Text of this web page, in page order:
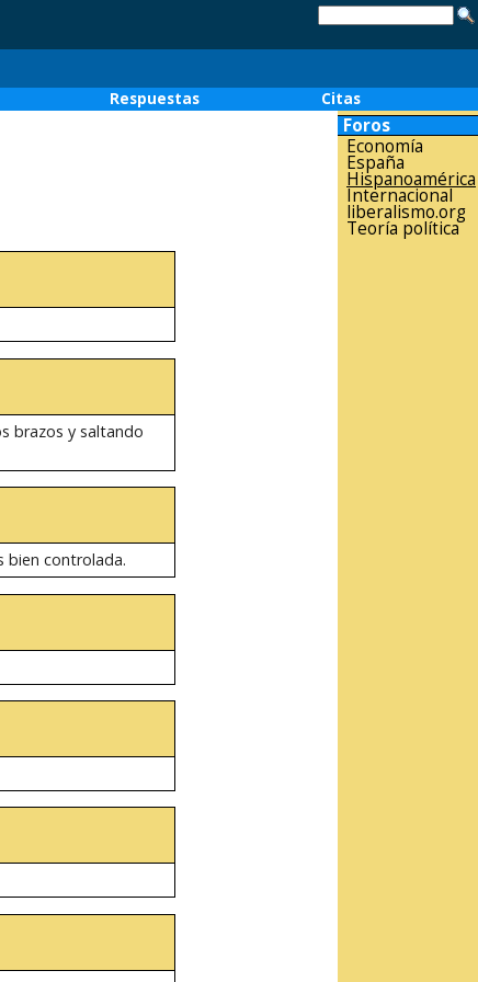
Respuestas
Citas
brazos y saltando
bien controlada.
Foros
Economía
España
Hispanoamérica
Internacional
liberalismo.org
Teoría política